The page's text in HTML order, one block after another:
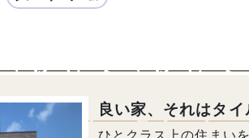
良い家、それはタイ